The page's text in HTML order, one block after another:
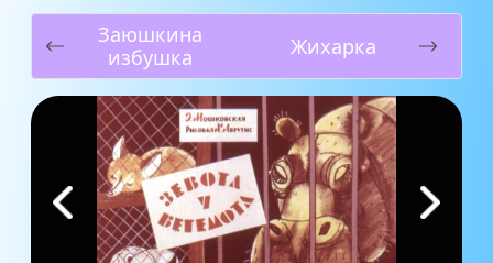
Заюшкина
избушка
Жихарка